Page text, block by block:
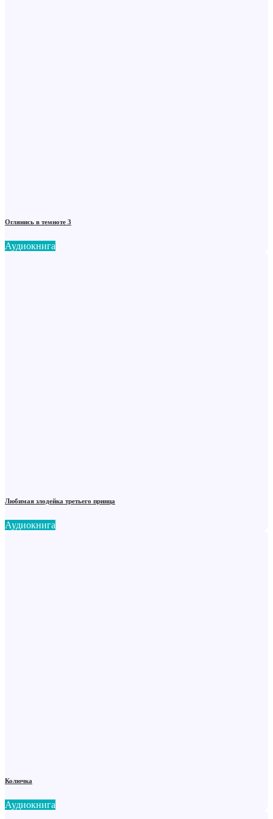
Оглянись в темноте 3
Аудиокнига
Любимая злодейка третьего принца
Аудиокнига
Колючка
Аудиокнига